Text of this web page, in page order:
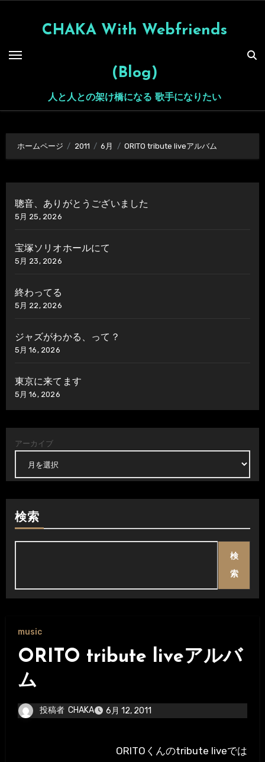
CHAKA With Webfriends
(Blog)
人と人との架け橋になる 歌手になりたい
ホームページ 2011 6月 ORITO tribute liveアルバム
聰音、ありがとうございました
5月 25, 2026
宝塚ソリオホールにて
5月 23, 2026
終わってる
5月 22, 2026
ジャズがわかる、って？
5月 16, 2026
東京に来てます
5月 16, 2026
アーカイブ
検索
検
索
music
ORITO tribute liveアルバ
ム
投稿者 CHAKA 6月 12, 2011
ORITOくんのtribute liveでは